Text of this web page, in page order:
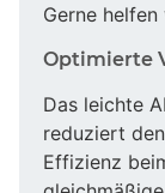
Gerne
Optimierte
Das leichte
reduziert
Effizienz